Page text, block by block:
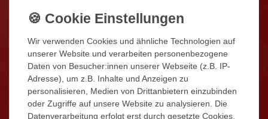
Echtzeit Wiedergabe : Wenn Ihr Besucher
automatisch ein und zeigt Ihnen wer vor der
Tür steht.
Gespräch mit dem Besucher aufnehmen
einfach nach Drücken der Sprech-Taste.
Türöffnerfunktion: Sie können den Türöffner
Wir verwenden Cookies und ähnliche Technologien auf
unserer Website und verarbeiten personenbezogene
Daten von Besucher:innen unserer Webseite (z.B. IP-
Adresse), um z.B. Inhalte und Anzeigen zu
personalisieren, Medien von Drittanbietern einzubinden
oder Zugriffe auf unsere Website zu analysieren. Die
Datenverarbeitung erfolgt erst durch gesetzte Cookies.